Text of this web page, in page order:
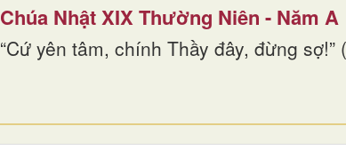
Chúa Nhật XIX Thường Niên - Năm A
“Cứ yên tâm, chính Thầy đây, đừng sợ!”